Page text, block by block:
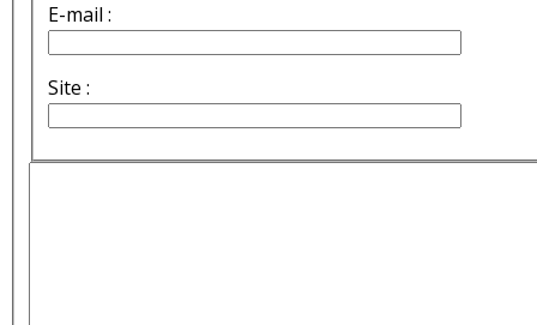
E-mail :
Site :